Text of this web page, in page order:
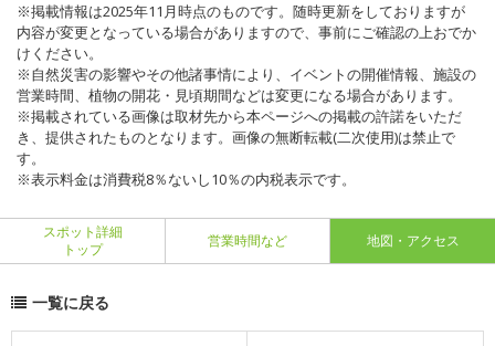
※掲載情報は2025年11月時点のものです。随時更新をしておりますが
内容が変更となっている場合がありますので、事前にご確認の上おでか
けください。
※自然災害の影響やその他諸事情により、イベントの開催情報、施設の
営業時間、植物の開花・見頃期間などは変更になる場合があります。
※掲載されている画像は取材先から本ページへの掲載の許諾をいただ
き、提供されたものとなります。画像の無断転載(二次使用)は禁止で
す。
※表示料金は消費税8％ないし10％の内税表示です。
スポット詳細
トップ
営業時間など 地図・アクセス
一覧に戻る